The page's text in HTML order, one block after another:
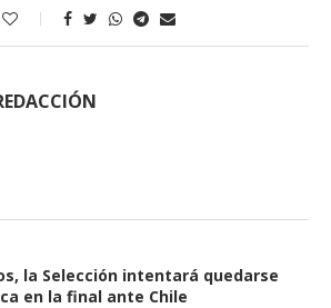
la Selección intentará quedarse
en la final ante Chile